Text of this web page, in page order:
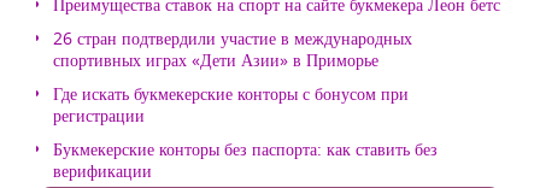
26 стран подтвердили участие в международных
спортивных играх «Дети Азии» в Приморье
Где искать букмекерские конторы с бонусом при
регистрации
Букмекерские конторы без паспорта: как ставить без
верификации